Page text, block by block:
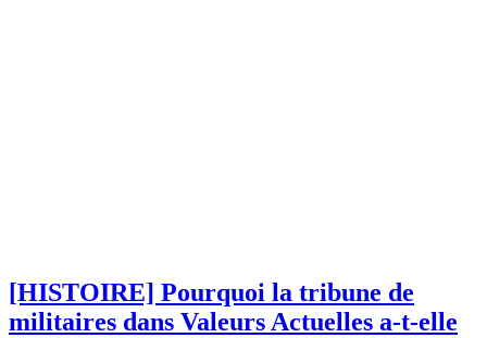
[HISTOIRE] Pourquoi la tribune de
militaires dans Valeurs Actuelles a-t-elle